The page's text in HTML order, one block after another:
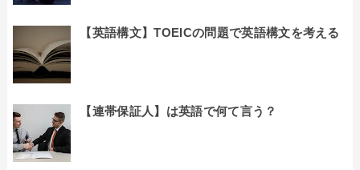
【英語構文】TOEICの問題で英語構文を考える
【連帯保証人】は英語で何て言う？